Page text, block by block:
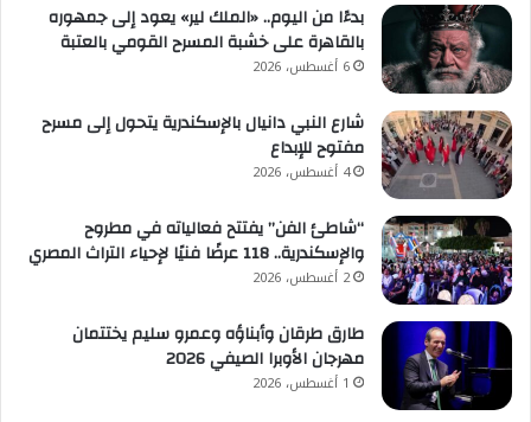
بدءًا من اليوم.. «الملك لير» يعود إلى جمهوره
بالقاهرة على خشبة المسرح القومي بالعتبة
6 أغسطس، 2026
شارع النبي دانيال بالإسكندرية يتحول إلى مسرح
مفتوح للإبداع
4 أغسطس، 2026
“شاطئ الفن” يفتتح فعالياته في مطروح
والإسكندرية.. 118 عرضًا فنيًا لإحياء التراث المصري
2 أغسطس، 2026
طارق طرقان وأبناؤه وعمرو سليم يختتمان
مهرجان الأوبرا الصيفي 2026
1 أغسطس، 2026